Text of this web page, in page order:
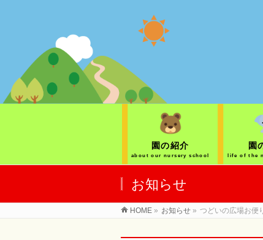
園の紹介
about our nursery school
園
life of the
お知らせ
HOME » お知らせ » つどいの広場お便